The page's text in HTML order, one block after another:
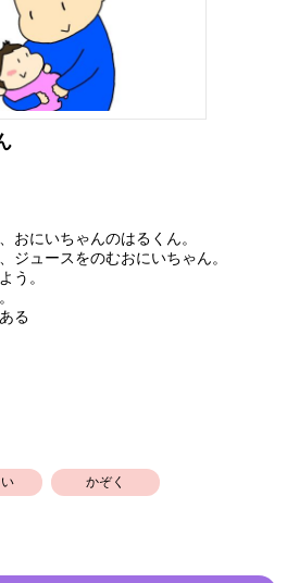
おにいちゃんのはるくん。
ジュースをのむおにいちゃん。
う。
る
かぞく